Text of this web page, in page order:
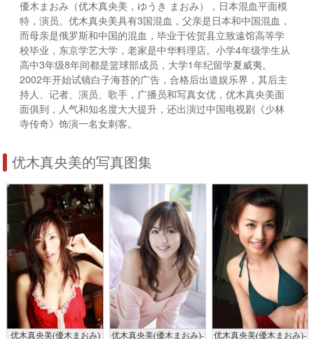
優木まおみ（优木真央美，ゆうき まおみ），日本混血平面模
特，演员。优木真央美具有3国混血，父亲是日本和中国混血，
而母亲是俄罗斯和中国的混血，毕业于佐贺县立致遠馆高等学
校毕业，东京学艺大学，老家是中华料理店。小学4年级学生从
高中3年级8年间都是篮球部成员，大学1年纪留学夏威夷。
2002年开始试镜白子海苔的广告，合格后出道娱乐界，其后主
持人、记者、演员、歌手，广播员和写真女优，优木真央美面
面俱到，人气和知名度大大提升，还出演过中国电视剧《少林
寺传奇》饰演一名女刺客。
优木真央美的写真图集
优木真央美(優木まおみ)
优木真央美(優木まおみ)-
优木真央美(優木まおみ)-